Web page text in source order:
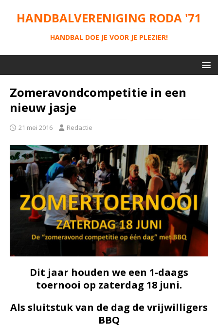
HANDBALVERENIGING RODA '71
HANDBAL DOE JE VOOR JE PLEZIER!
Zomeravondcompetitie in een
nieuw jasje
21 mei 2016 Redactie
Dit jaar houden we een 1-daags
toernooi op zaterdag 18 juni.
Als sluitstuk van de dag de vrijwilligers
BBQ